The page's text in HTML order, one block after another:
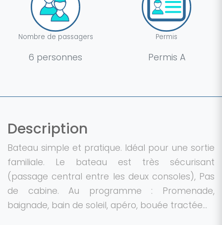
Nombre de passagers
6 personnes
Permis
Permis A
Description
Bateau simple et pratique. Idéal pour une sortie
familiale. Le bateau est très sécurisant
(passage central entre les deux consoles), Pas
de cabine. Au programme : Promenade,
baignade, bain de soleil, apéro, bouée tractée...